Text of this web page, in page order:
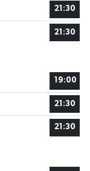
21:30
21:30
19:00
21:30
21:30